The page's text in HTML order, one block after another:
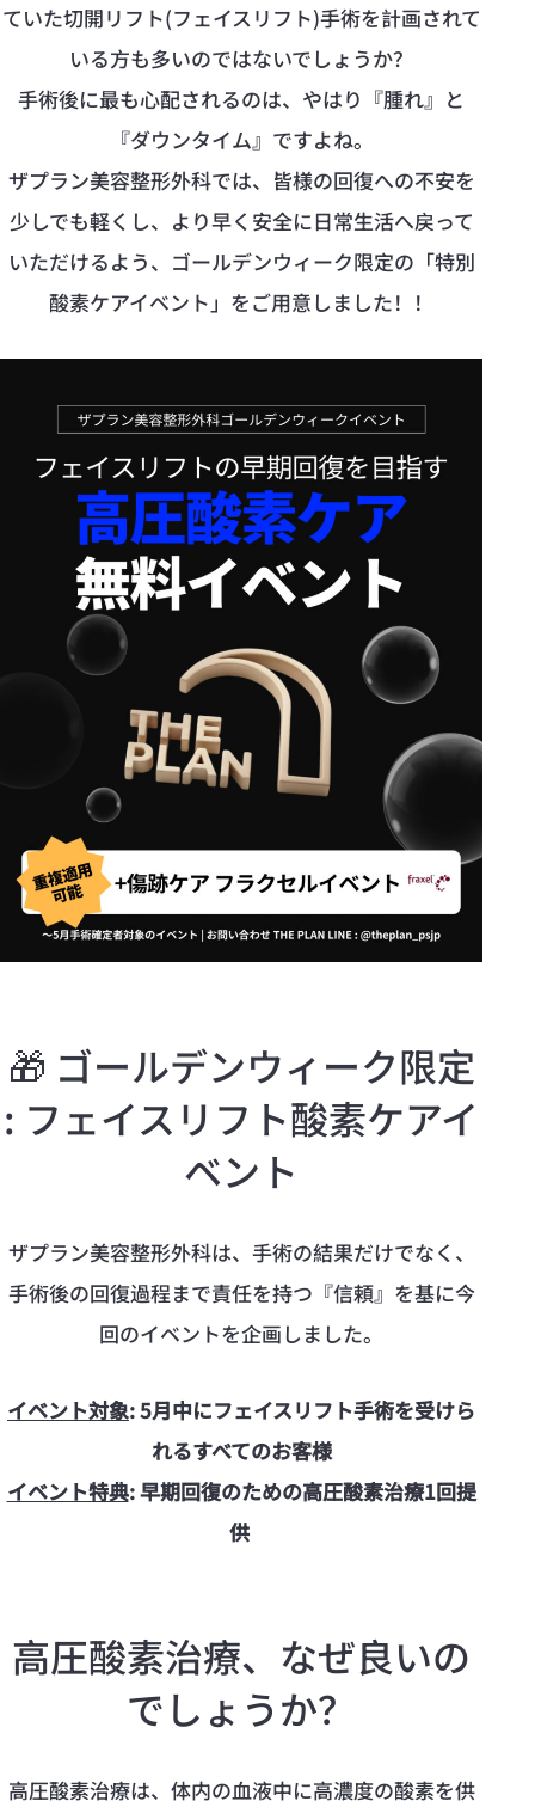
ていた切開リフト(フェイスリフト)手術を計画されて
いる方も多いのではないでしょうか？
手術後に最も心配されるのは、やはり『腫れ』と
『ダウンタイム』ですよね。
ザプラン美容整形外科では、皆様の回復への不安を
少しでも軽くし、より早く安全に日常生活へ戻って
いただけるよう、ゴールデンウィーク限定の「特別
酸素ケアイベント」をご用意しました！！
🎁 ゴールデンウィーク限定
: フェイスリフト酸素ケアイ
ベント
ザプラン美容整形外科は、手術の結果だけでなく、
手術後の回復過程まで責任を持つ『信頼』を基に今
回のイベントを企画しました。
イベント対象: 5月中にフェイスリフト手術を受けら
れるすべてのお客様
イベント特典: 早期回復のための高圧酸素治療1回提
供
高圧酸素治療、なぜ良いの
でしょうか？
高圧酸素治療は、体内の血液中に高濃度の酸素を供